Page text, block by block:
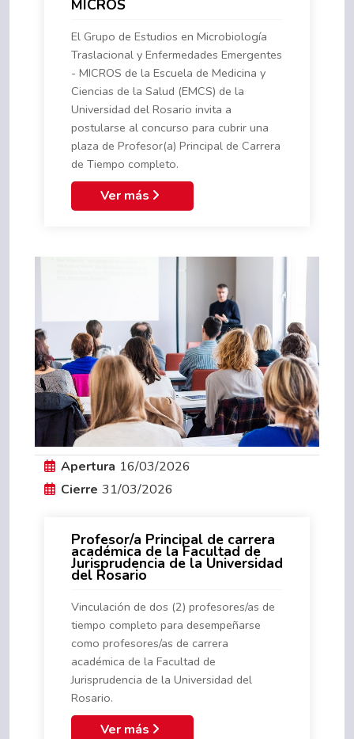
MICROS
El Grupo de Estudios en Microbiología
Traslacional y Enfermedades Emergentes
- MICROS de la Escuela de Medicina y
Ciencias de la Salud (EMCS) de la
Universidad del Rosario invita a
postularse al concurso para cubrir una
plaza de Profesor(a) Principal de Carrera
de Tiempo completo.
Ver más
Apertura 16/03/2026
Cierre 31/03/2026
Profesor/a Principal de carrera
académica de la Facultad de
Jurisprudencia de la Universidad
del Rosario
Vinculación de dos (2) profesores/as de
tiempo completo para desempeñarse
como profesores/as de carrera
académica de la Facultad de
Jurisprudencia de la Universidad del
Rosario.
Ver más